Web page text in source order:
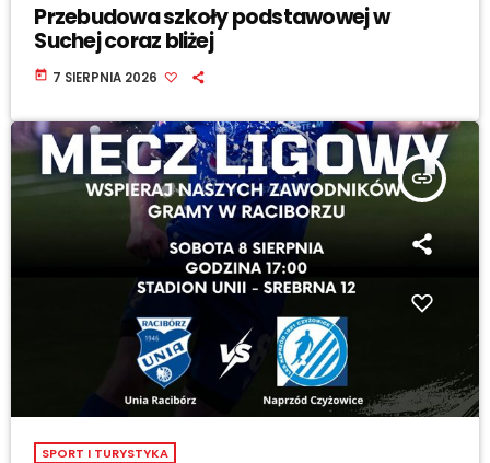
Przebudowa szkoły podstawowej w
Suchej coraz bliżej
today 7 SIERPNIA 2026
insert_link
SPORT I TURYSTYKA